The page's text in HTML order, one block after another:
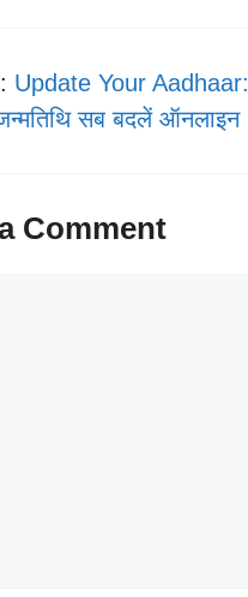
Update Your
सब बदलें ऑनलाइन
Comment